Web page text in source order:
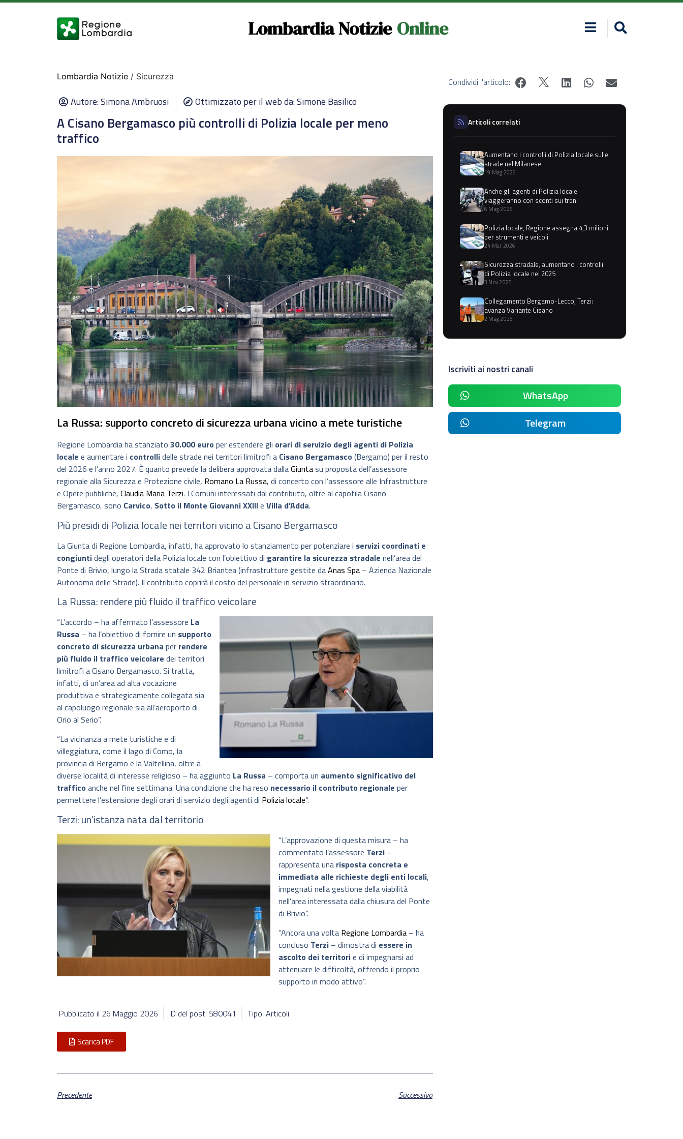
Lombardia Notizie Online
Lombardia Notizie / Sicurezza
Autore:Simona Ambruosi Ottimizzato per il web da: Simone Basilico
A Cisano Bergamasco più controlli di Polizia locale per meno
traffico
La Russa: supporto concreto di sicurezza urbana vicino a mete turistiche
Regione Lombardia ha stanziato 30.000 euro per estendere gli orari di servizio degli agenti di Polizia
locale e aumentare i controllidelle strade nei territori limitrofi a Cisano Bergamasco (Bergamo) per il resto
del 2026 e l’anno 2027. È quanto prevede la delibera approvata dallaGiuntasu proposta dell’assessore
regionale alla Sicurezza e Protezione civile, Romano La Russa, di concerto con l’assessore alle Infrastrutture
e Opere pubbliche, Claudia Maria Terzi. I Comuni interessati dal contributo, oltre al capofila Cisano
Bergamasco, sono Carvico, Sotto il Monte Giovanni XXIIIe Villa d’Adda.
Più presidi di Polizia locale nei territori vicino a Cisano Bergamasco
La Giunta di Regione Lombardia, infatti, ha approvato lo stanziamento per potenziare i servizi coordinati e
congiuntidegli operatori della Polizia locale con l’obiettivo di garantire la sicurezza stradale nell’area del
Ponte di Brivio, lungo la Strada statale 342 Briantea (infrastrutture gestite daAnas Spa – Azienda Nazionale
Autonoma delle Strade). Il contributo coprirà il costo del personale in servizio straordinario.
La Russa: rendere più fluido il traffico veicolare
“L’accordo – ha affermato l’assessore La
Russa – ha l’obiettivo di fornire un supporto
concreto di sicurezza urbana per rendere
più fluido il traffico veicolare dei territori
limitrofi a Cisano Bergamasco. Si tratta,
infatti, di un’area ad alta vocazione
produttiva e strategicamente collegata sia
al capoluogo regionale sia all’aeroporto di
Orio al Serio”.
“La vicinanza a mete turistiche e di
villeggiatura, come il lago di Como, la
provincia di Bergamo e la Valtellina, oltre a
diverse località di interesse religioso – ha aggiunto La Russa – comporta un aumento significativo del
traffico anche nel fine settimana. Una condizione che ha reso necessario il contributo regionale per
permettere l’estensione degli orari di servizio degli agenti di Polizia locale“.
Terzi: un’istanza nata dal territorio
“L’approvazione di questa misura – ha
commentato l’assessore Terzi –
rappresenta una risposta concreta e
immediata alle richieste degli enti locali,
impegnati nella gestione della viabilità
nell’area interessata dalla chiusura del Ponte
di Brivio”.
“Ancora una volta Regione Lombardia – ha
concluso Terzi – dimostra di essere in
ascolto dei territorie di impegnarsi ad
attenuare le difficoltà, offrendo il proprio
supporto in modo attivo”.
Pubblicato il 26 Maggio 2026 ID del post: 580041 Tipo: Articoli
Scarica PDF
Precedente Successivo
Condividi l'articolo:
Articoli correlati
Aumentano i controlli di Polizia locale sulle
strade nel Milanese
19 Mag 2026
Anche gli agenti di Polizia locale
viaggeranno con sconti sui treni
6 Mag 2026
Polizia locale, Regione assegna 4,3 milioni
per strumenti e veicoli
24 Mar 2026
Sicurezza stradale, aumentano i controlli
di Polizia locale nel 2025
3 Nov 2025
Collegamento Bergamo-Lecco, Terzi:
avanza Variante Cisano
2 Mag 2025
Iscriviti ai nostri canali
WhatsApp
Telegram